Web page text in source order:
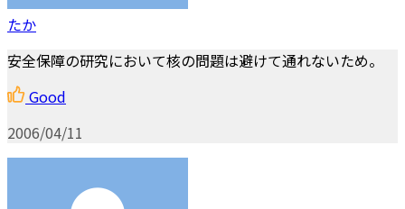
たか
安全保障の研究において核の問題は避けて通れないため。
Good
2006/04/11